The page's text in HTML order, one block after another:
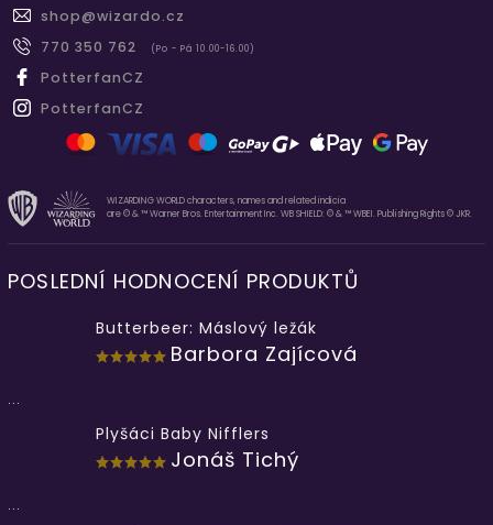
shop@wizardo.cz
770 350 762
(Po - Pá 10.00-16.00)
PotterfanCZ
PotterfanCZ
WIZARDING WORLD characters, names and related indicia
are © & ™ Warner Bros. Entertainment Inc. WB SHIELD: © & ™ WBEI. Publishing Rights © JKR.
POSLEDNÍ HODNOCENÍ PRODUKTŮ
Butterbeer: Máslový ležák
Barbora Zajícová
...
Plyšáci Baby Nifflers
Jonáš Tichý
...